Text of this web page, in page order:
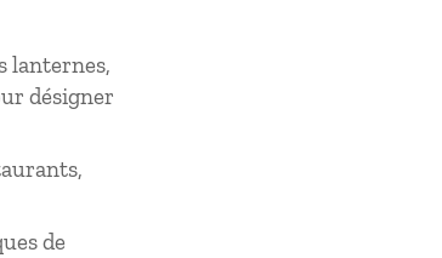
lanternes,
désigner
de